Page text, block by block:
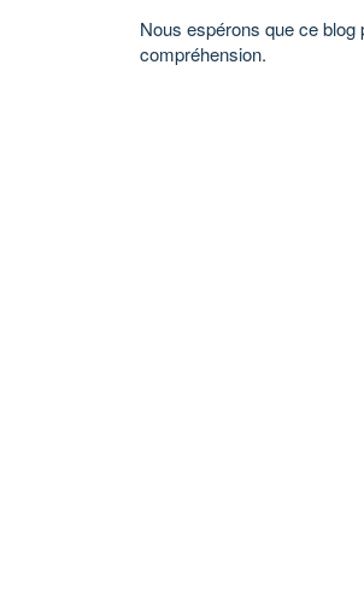
Nous espérons que ce
compréhension.